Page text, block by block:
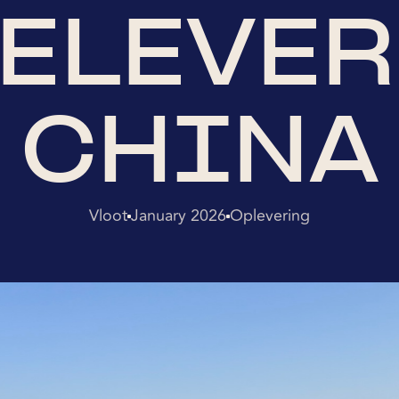
CHINA
VlootJanuary 2026Oplevering